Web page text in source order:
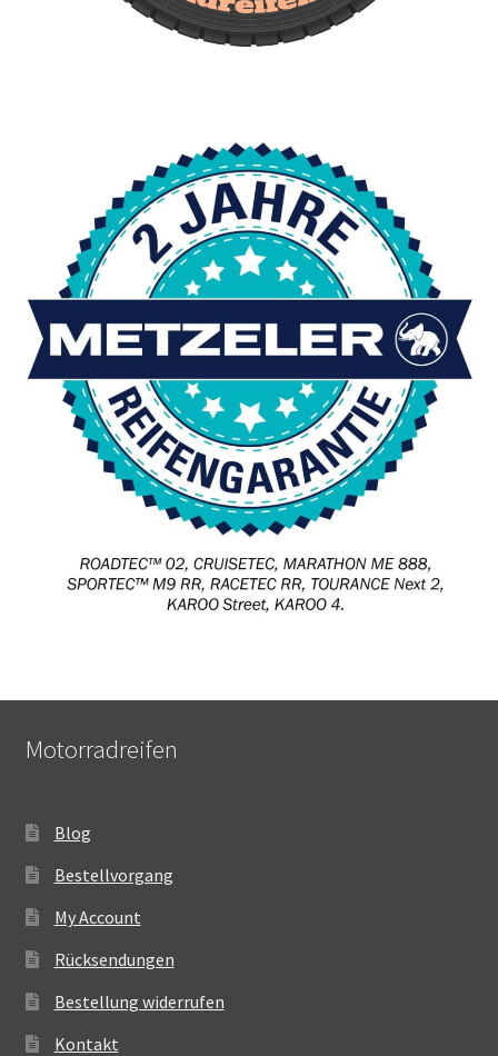
Motorradreifen
Blog
Bestellvorgang
My Account
Rücksendungen
Bestellung widerrufen
Kontakt